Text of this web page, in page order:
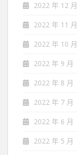
2022 年 12 月
2022 年 11 月
2022 年 10 月
2022 年 9 月
2022 年 8 月
2022 年 7 月
2022 年 6 月
2022 年 5 月